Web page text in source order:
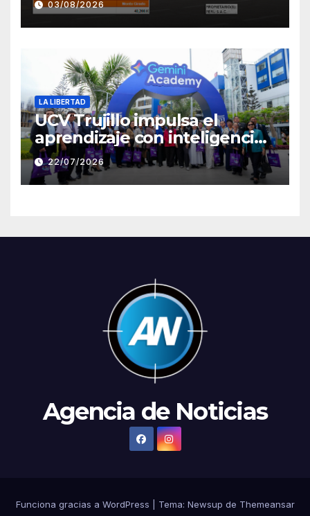
de campaña de León
Clement
03/08/2026
LA LIBERTAD
UCV Trujillo impulsa el
aprendizaje con inteligencia
artificial a través de Google
Gemini
22/07/2026
Agencia de Noticias
Funciona gracias a WordPress Tema: Newsup de Themeansar